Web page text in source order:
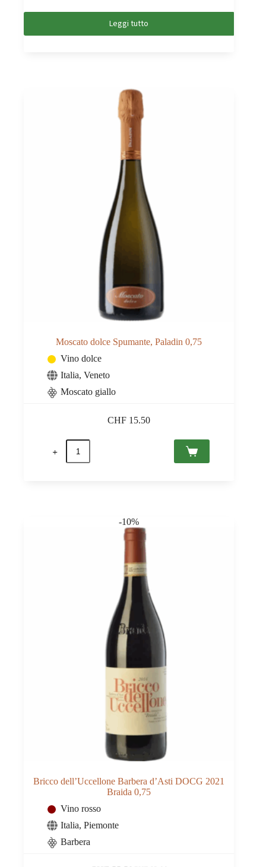
Leggi tutto
Moscato dolce Spumante, Paladin 0,75
Vino dolce
Italia, Veneto
Moscato giallo
CHF 15.50
Moscato
dolce
Spumante,
-10%
Bricco dell’Uccellone Barbera d’Asti DOCG 2021
Braida 0,75
Vino rosso
Italia, Piemonte
Barbera